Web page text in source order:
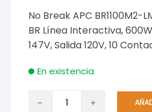
No Break APC BR1100M2-
BR Línea Interactiva,
147V, Salida 120V, 10
En existencia